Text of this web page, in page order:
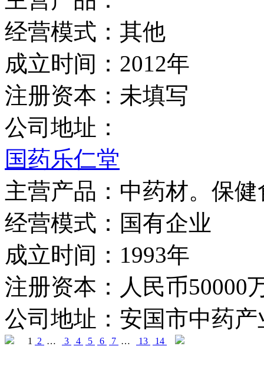
经营模式： 其他
成立时间： 2012年
注册资本： 未填写
公司地址：
国药乐仁堂
主营产品： 中药材。保
经营模式： 国有企业
成立时间： 1993年
注册资本： 人民币50000
公司地址： 安国市中药
1 2 … 3 4 5 6 7 … 13 14